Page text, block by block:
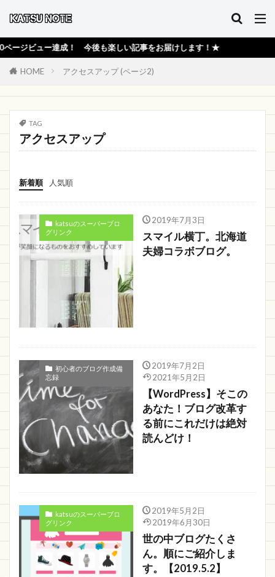
ー達成！ 今後も楽しい記事をお届けします！★
HOME アクセスアップ (ページ2)
TAG
アクセスアップ
新着順 人気順
katsuのスーパーブロ
グリンク
2019年7月3日
スマイル横丁。北海道
夫婦コラボブログ。
初心者のブログ作成備
忘録
2019年7月2日
2021年5月2日
【WordPress】そこの
あなた！ブログ改革す
る前にこれだけは絶対
読んどけ！
katsuのスーパーブロ
グリンク
2019年5月2日
2019年6月30日
世の中ブログたくさ
ん。順にご紹介しま
す。【2019.5.2】